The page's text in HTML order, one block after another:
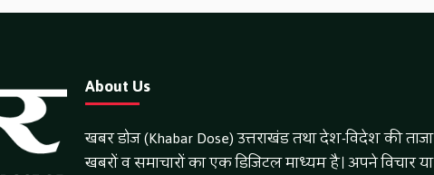
About Us
खबर डोज (Khabar Dose) उत्तराखंड तथा देश-विदेश की ताजा
खबरों व समाचारों का एक डिजिटल माध्यम है। अपने विचार या